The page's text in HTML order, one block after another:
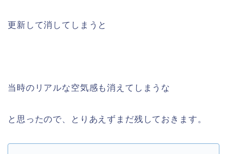
更新して消してしまうと
当時のリアルな空気感も消えてしまうな
と思ったので、とりあえずまだ残しておきます。